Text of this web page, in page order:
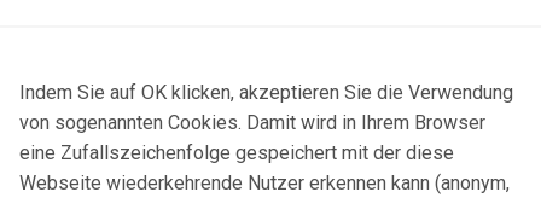
Indem Sie auf OK klicken, akzeptieren Sie die Verwendung
von sogenannten Cookies. Damit wird in Ihrem Browser
eine Zufallszeichenfolge gespeichert mit der diese
Webseite wiederkehrende Nutzer erkennen kann (anonym,
Kontaktformular & Anfahrt
Gersbach 10, 74589 Satteldorf, Deutschland